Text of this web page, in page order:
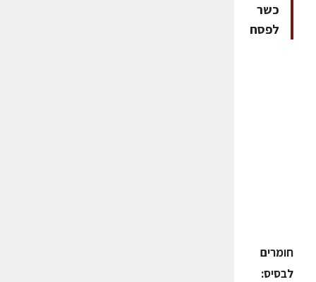
כשר
לפסח
חומרים
לבסיס: